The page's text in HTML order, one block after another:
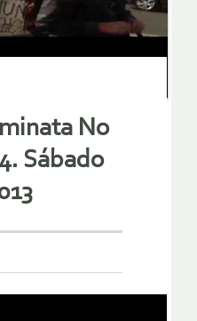
No
Sábado